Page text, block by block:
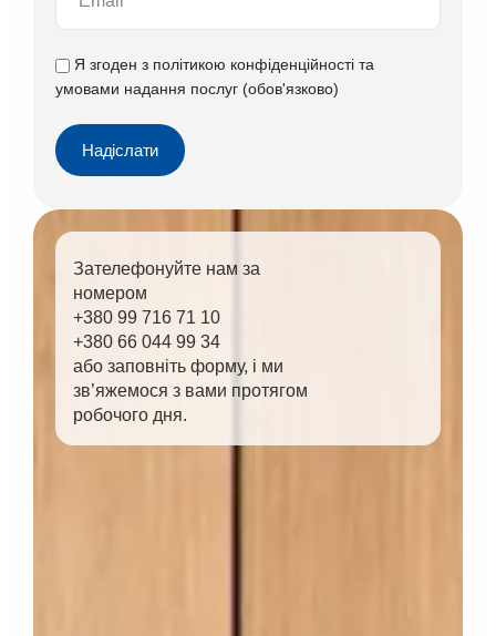
Я згоден з політикою конфіденційності та
умовами надання послуг (обов'язково)
Надіслати
Зателефонуйте нам за
номером
+380 99 716 71 10
+380 66 044 99 34
або заповніть форму, і ми
зв’яжемося з вами протягом
робочого дня.